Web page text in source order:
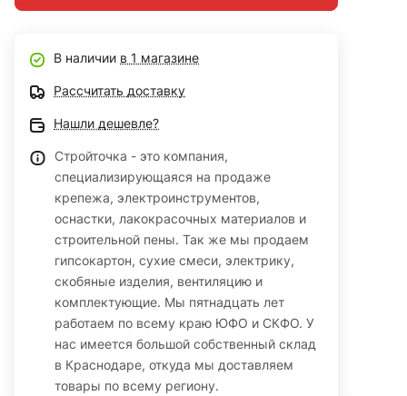
В наличии в 1 магазине
Рассчитать доставку
Нашли дешевле?
Стройточка - это компания,
специализирующаяся на продаже
крепежа, электроинструментов,
оснастки, лакокрасочных материалов и
строительной пены. Так же мы продаем
гипсокартон, сухие смеси, электрику,
скобяные изделия, вентиляцию и
комплектующие. Мы пятнадцать лет
работаем по всему краю ЮФО и СКФО. У
нас имеется большой собственный склад
в Краснодаре, откуда мы доставляем
товары по всему региону.